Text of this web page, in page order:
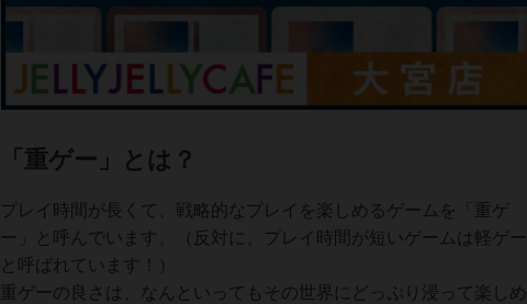
「重ゲー」とは？
プレイ時間が長くて、戦略的なプレイを楽しめるゲームを「重ゲ
ー」と呼んでいます。（反対に、プレイ時間が短いゲームは軽ゲー
と呼ばれています！）
重ゲーの良さは、なんといってもその世界にどっぷり浸って楽しめ